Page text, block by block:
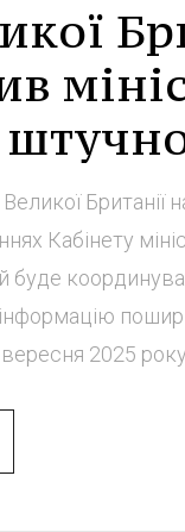
Кабінету
буде
2025